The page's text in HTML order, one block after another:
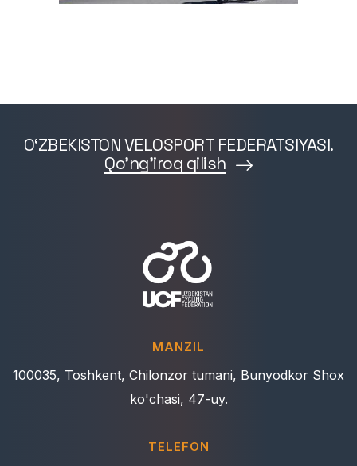
O‘ZBEKISTON VELOSPORT FEDERATSIYASI.
Qo'ng'iroq qilish
MANZIL
100035, Toshkent, Chilonzor tumani, Bunyodkor Shox
ko'chasi, 47-uy.
TELEFON